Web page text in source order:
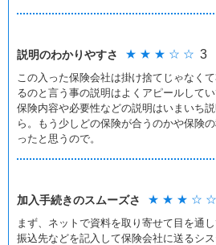
説明のわかりやすさ ★ ★ ★ ☆ ☆ 3
この入った保険会社は掛け捨てじゃなく
るのと言う事の説明はよくアピールして
保険内容や必要性などの説明はいまいち
ら。もう少しどの保険が合うのかや保険
ったと思うので。
加入手続きのスムーズさ ★ ★ ★ ☆ ☆
まず、ネットで資料を取り寄せて目を通
振込先などを記入して保険会社に送るシ